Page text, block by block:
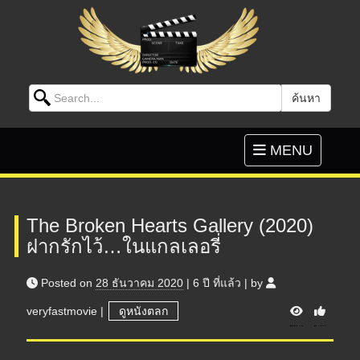
Search for: ค้นหา
Toggle
navigation
MENU
The Broken Hearts Gallery (2020)
ฝากรักไว้…ในแกลเลอรี่
Posted on 28 ธันวาคม 2020 | 6 ปี ที่แล้ว | by
veryfastmovie | ดูหนังตลก V
i